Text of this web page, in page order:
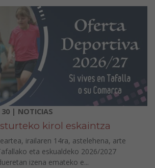
| NOTICIAS
kirol eskaintza
irailaren 14ra, astelehena, arte
eta eskualdeko 2026/2027
izena emateko e...